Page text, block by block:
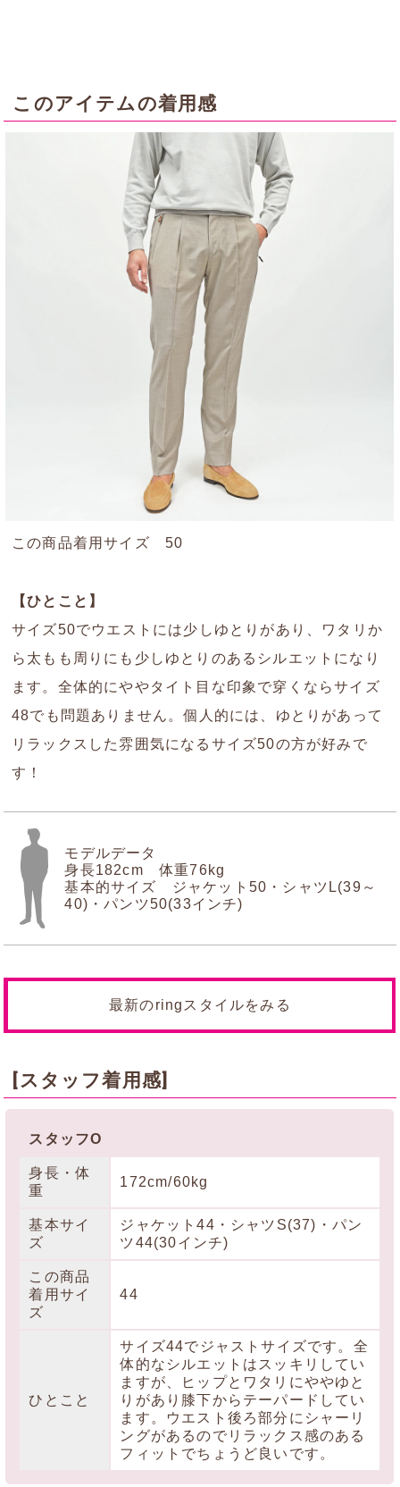
このアイテムの着用感
この商品着用サイズ 50
【ひとこと】
サイズ50でウエストには少しゆとりがあり、ワタリか
ら太もも周りにも少しゆとりのあるシルエットになり
ます。全体的にややタイト目な印象で穿くならサイズ
48でも問題ありません。個人的には、ゆとりがあって
リラックスした雰囲気になるサイズ50の方が好みで
す！
モデルデータ
身長182cm 体重76kg
基本的サイズ ジャケット50・シャツL(39～
40)・パンツ50(33インチ)
最新のringスタイルをみる
[スタッフ着用感]
スタッフO
身長・体
重
172cm/60kg
基本サイ
ズ
ジャケット44・シャツS(37)・パン
ツ44(30インチ)
この商品
着用サイ
ズ
44
ひとこと
サイズ44でジャストサイズです。全
体的なシルエットはスッキリしてい
ますが、ヒップとワタリにややゆと
りがあり膝下からテーパードしてい
ます。ウエスト後ろ部分にシャーリ
ングがあるのでリラックス感のある
フィットでちょうど良いです。